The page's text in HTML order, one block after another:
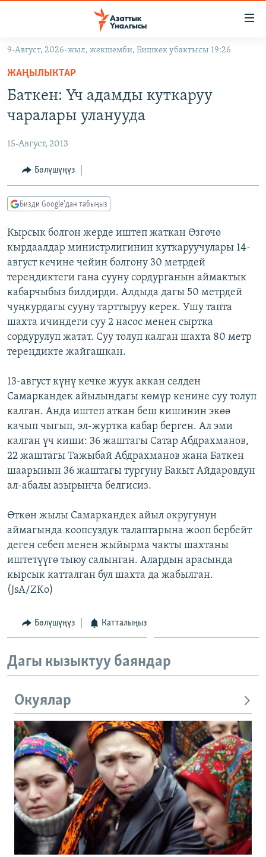
Навигацияга
өтүңүз
Издөөгө
салыңыз
ЭКОНОМИКА
МАДАНИЯТ
БОРБОР АЗИЯ
УКРАИНА
АТАЙЫН ИЛИКТӨӨ
ТВ ПРОГРАММАЛАР
ЭКСПЕРТТЕР ТАЛДАЙТ
БИЗ ЖАНА ДҮЙНӨ
ДАНИСТЕ
ЭЖЕ-СИҢДИЛЕР
АЗАТТЫК+
ЫҢГАЙСЫЗ СУРООЛОР
ӨЗГӨЧӨ ПИКИР
Русский
ОНЛАЙН ШЕРИНЕ
ЭЕ/АРнун бардык сайттары
9-Август, 2026-жыл, жекшемби, Бишкек убактысы 19:26
ЖАҢЫЛЫКТАР
Баткен: Үч адамды куткаруу
чаралары уланууда
15-Август, 2013
Бөлүшүңүз
Бизди Google'дан табыңыз
Кырсык болгон жерде иштеп жаткан Өзгөчө
кырдаалдар министрлигинин куткаруучулары 14-
август кечине чейин болгону 30 метрдей
тереңдиктеги гана сууну сордурганын аймактык
кабарчыбыз билдирди. Алдыда дагы 50 метрдей
чуңкурдагы сууну тарттыруу керек. Ушу тапта
шахта ичиндеги суу 2 насос менен сыртка
сордурулуп жатат. Суу толуп калган шахта 80 метр
тереңдикте жайгашкан.
13-август күнү кечке жуук аккан селден
Самаркандек айылындагы көмүр кенине суу толуп
калган. Анда иштеп аткан беш кишинин экөө
качып чыгып, эл-журтка кабар берген. Ал эми
калган үч киши: 36 жаштагы Сатар Абдрахманов,
22 жаштагы Тажыбай Абдрахманов жана Баткен
шаарынын 36 жаштагы тургуну Бакыт Айдаровдун
ал-абалы азырынча белгисиз.
Өткөн жылы Самаркандек айыл округунун
аймагында коопсуздук талаптарына жооп бербейт
деген себеп менен жыйырма чакты шахтаны
иштетүүгө тыюу салынган. Алардын арасында
кырсык катталган бул шахта да жабылган.
(JsA/ZKo)
Бөлүшүңүз Катталыңыз
Дагы кызыктуу баяндар
Окуялар